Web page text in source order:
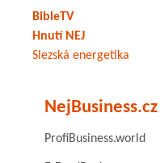
BibleTV
Hnutí NEJ
Slezská energetika
NejBusiness.cz
ProfiBusiness.world